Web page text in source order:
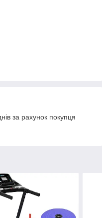
за рахунок покупця